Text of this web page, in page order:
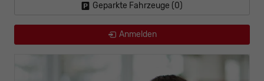
Geparkte Fahrzeuge (0)
Anmelden